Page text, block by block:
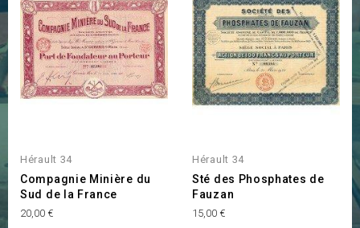
Hérault 34
Compagnie Minière du
Sud de la France
Prix
20,00 €
Hérault 34
Sté des Phosphates de
Fauzan
Prix
15,00 €